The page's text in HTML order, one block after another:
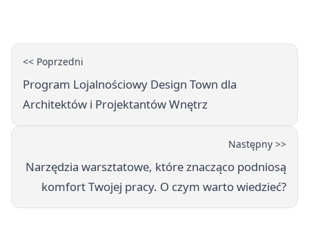
<< Poprzedni
Program Lojalnościowy Design Town dla
Architektów i Projektantów Wnętrz
Następny >>
Narzędzia warsztatowe, które znacząco podniosą
komfort Twojej pracy. O czym warto wiedzieć?